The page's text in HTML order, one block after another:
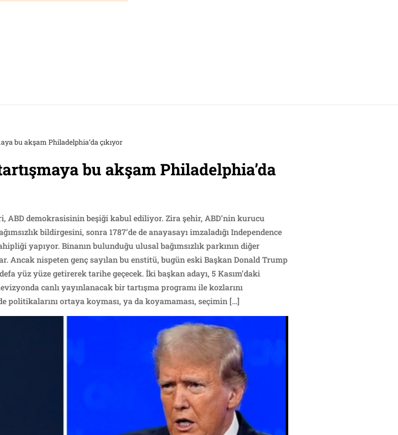
bu akşam Philadelphia’da çıkıyor
bu akşam Philadelphia’da
ABD demokrasisinin beşiği kabul ediliyor. Zira şehir, ABD’nin kurucu
bildirgesini, sonra 1787’de de anayasayı imzaladığı Independence
yapıyor. Binanın bulunduğu ulusal bağımsızlık parkının diğer
Ancak nispeten genç sayılan bu enstitü, bugün eski Başkan Donald Trump
yüz yüze getirerek tarihe geçecek. İki başkan adayı, 5 Kasım’daki
canlı yayınlanacak bir tartışma programı ile kozlarını
politikalarını ortaya koyması, ya da koyamaması, seçimin […]